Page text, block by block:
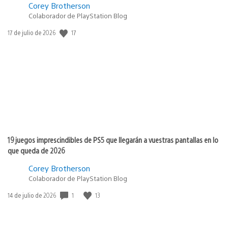
Corey Brotherson
Colaborador de PlayStation Blog
Fecha
17 de julio de 2026 17
19 juegos imprescindibles de PS5 que llegarán a vuestras pantallas en lo
que queda de 2026
Corey Brotherson
Colaborador de PlayStation Blog
Fecha
14 de julio de 2026 1 13